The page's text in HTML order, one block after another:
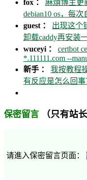
fox ： 麻煩博主更
debian10 os，每次
guest ： 出现这个
卸载caddy再安装
wuceyi ： certbot
*.111111.com --
新手 ： 我按教程
有反应是怎么回事
保密留言 （只有站
请進入保密留言页面：